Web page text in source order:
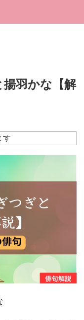
羽かな【解
す